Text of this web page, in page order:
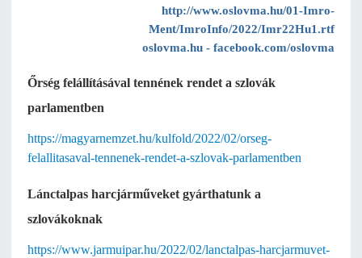
http://www.oslovma.hu/01-Imro-
Ment/ImroInfo/2022/Imr22Hu1.rtf
oslovma.hu - facebook.com/oslovma
Őrség felállításával tennének rendet a szlovák
parlamentben
https://magyarnemzet.hu/kulfold/2022/02/orseg-
felallitasaval-tennenek-rendet-a-szlovak-parlamentben
Lánctalpas harcjárműveket gyárthatunk a
szlovákoknak
https://www.jarmuipar.hu/2022/02/lanctalpas-harcjarmuvet-